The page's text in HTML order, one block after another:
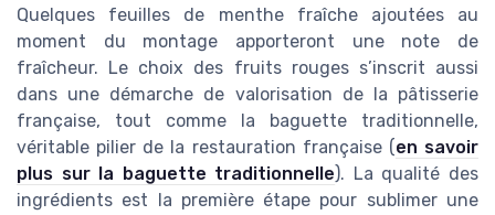
Quelques feuilles de menthe fraîche ajoutées au
moment du montage apporteront une note de
fraîcheur. Le choix des fruits rouges s’inscrit aussi
dans une démarche de valorisation de la pâtisserie
française, tout comme la baguette traditionnelle,
véritable pilier de la restauration française (en savoir
plus sur la baguette traditionnelle). La qualité des
ingrédients est la première étape pour sublimer une